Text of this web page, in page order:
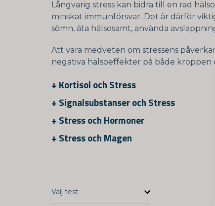
Långvarig stress kan bidra till en rad
minskat immunförsvar. Det är därför
sömn, äta hälsosamt, använda
Att vara medveten om stressens
negativa hälsoeffekter på både kroppen
+ Kortisol och Stress
+ Signalsubstanser och Stress
+ Stress och Hormoner
+ Stress och Magen
Välj test